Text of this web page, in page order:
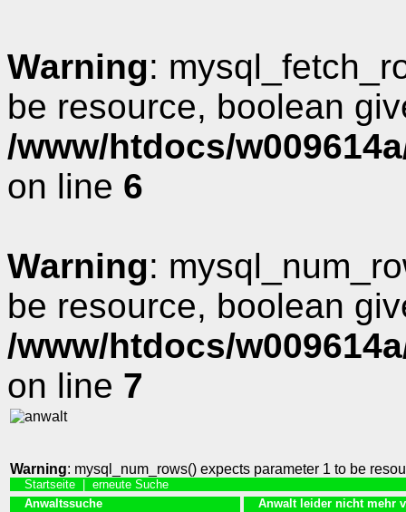
Warning:
be resource, boolean
/www/htdocs/
on line 6
Warning:
be resource, boolean
/www/htdocs/
on line 7
Warning: mysql_num_rows() expects parameter 1 to be
Startseite
erneute Suche
Anwaltssuche
Anwalt leider nicht mehr